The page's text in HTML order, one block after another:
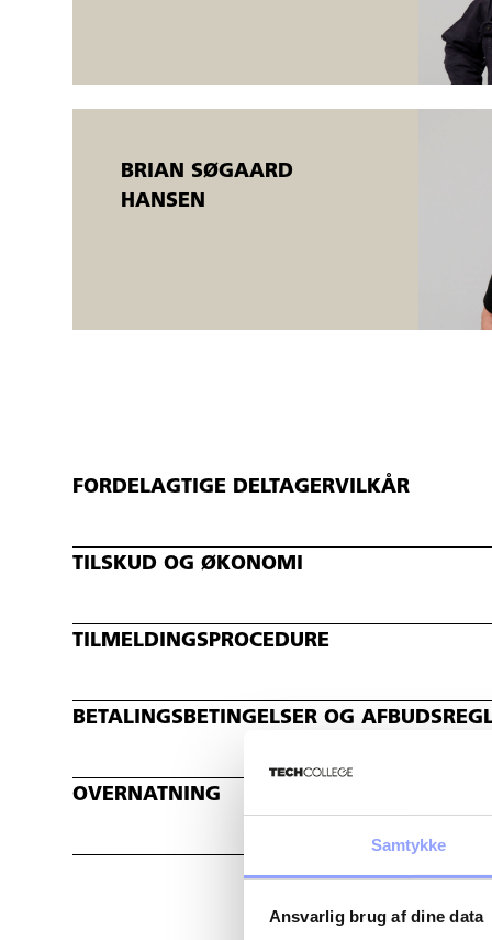
Samtykke
Ansvarlig brug af dine data
Endvidere lærer deltagerne på baggrund af teoretisk og
Prøverne skal visuelt bedømmes af svejsekoordinator/
Svejsekurserne afvikles i Åbent værksted
Åbent værksted er fleksible AMU-kurser, der tilbydes både
der er mulighed for fleksibel start. Kurserne kører samtidig
BRIAN SØGAARD
HANSEN
FORDELAGTIGE DELTAGERVILKÅR
TILSKUD OG ØKONOMI
TILMELDINGSPROCEDURE
BETALINGSBETINGELSER OG
OVERNATNING